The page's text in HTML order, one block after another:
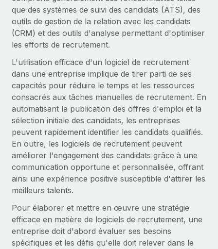
Gestion des freelances
Intégrez et gérez vos freelances partout dans le monde
PEO
Sous-traitez les opérations complexes liées à l’emploi
INFRASTRUCTURE
Intégration Remote
Intégrez vos RH aux flux de travail en toute simplicité
Plateforme
Des fonctions RH clés intégrées pour votre équipe
Connecter Nouveau
Connectez n'importe quel outil d’IA à Remote grâce à
notre MCP
Rationalisez vos processus avec des outils essentiels
SERVICES
Comparer Remote
Examinez notre service par rapport aux autres
Start-ups
Des solutions agiles et internationales pour les RH et la
paie des entreprises en pleine croissance
Entreprises intermédiaires
Développez vos équipes avec des solutions RH sur
mesure
Entreprise
Les RH à l’international pour les grandes entreprises
Partenaires stratégiques de la tech
Intégrez les RH à l’international de manière flexible
Devenir partenaire
pays
Calculateur de paiement des freelances
Découvrez les devises disponibles et les vitesses de
APPRENDRE AVEC REMOTE
Recherche et guides
Études de cas
Glossaire RH
Checklists et modèles
Descriptions de postes
Événements
Salle de presse
Nederlands
Français
Deutsch
Español
Italiano
Português (Portugal)
日本語
한국어
中文（简体）
Connexion
que des systèmes de suivi des candidats (ATS), des
outils de gestion de la relation avec les candidats
(CRM) et des outils d'analyse permettant d'optimiser
les efforts de recrutement.
L'utilisation efficace d'un logiciel de recrutement
dans une entreprise implique de tirer parti de ses
capacités pour réduire le temps et les ressources
consacrés aux tâches manuelles de recrutement. En
automatisant la publication des offres d'emploi et la
sélection initiale des candidats, les entreprises
peuvent rapidement identifier les candidats qualifiés.
En outre, les logiciels de recrutement peuvent
améliorer l'engagement des candidats grâce à une
communication opportune et personnalisée, offrant
ainsi une expérience positive susceptible d'attirer les
meilleurs talents.
Pour élaborer et mettre en œuvre une stratégie
efficace en matière de logiciels de recrutement, une
entreprise doit d'abord évaluer ses besoins
spécifiques et les défis qu'elle doit relever dans le